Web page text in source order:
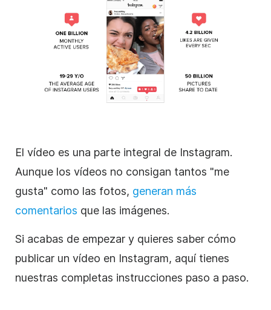
El vídeo es una parte integral de Instagram.
Aunque los vídeos no consigan tantos "me
gusta" como las fotos, generan más
comentarios que las imágenes.
Si acabas de empezar y quieres saber cómo
publicar un vídeo en Instagram, aquí tienes
nuestras completas instrucciones paso a paso.